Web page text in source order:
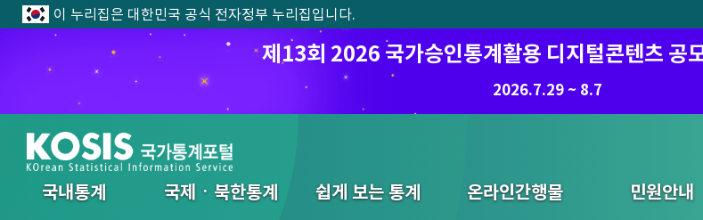
이 누리집은 대한민국 공식 전자정부 누리집입니다.
제13회 2026 국가승인통계활용 디지털콘텐츠 공
2026.7.29 ~ 8.7
국내통계 국제ㆍ북한통계 쉽게 보는 통계 온라인간행물 민원안내
통합검색